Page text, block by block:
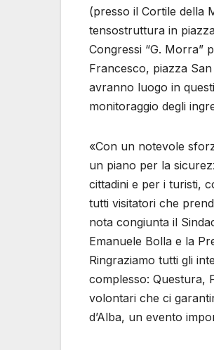
(presso il Cortile della
tensostruttura in
Congressi “G. Morra”
Francesco, piazza
avranno luogo in
monitoraggio degli
«Con un notevole
un piano per la
cittadini e per i turisti,
tutti visitatori che
nota congiunta il
Emanuele Bolla e la
Ringraziamo tutti gli
complesso: Questura,
volontari che ci
d’Alba, un evento